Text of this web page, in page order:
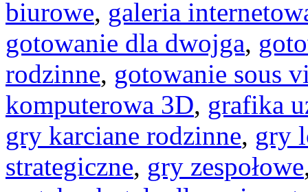
biurowe, galeria
gotowanie dla dwojga,
rodzinne, gotowanie sous
komputerowa 3D, grafika
gry karciane rodzinne, gry
strategiczne, gry zespołowe